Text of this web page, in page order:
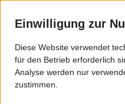
ZVSN - VSN
Gebiet
Tarifgutachten
Einwilligung zur
Diese Website verwendet
für den Betrieb erforderlich
Analyse werden nur
zustimmen.